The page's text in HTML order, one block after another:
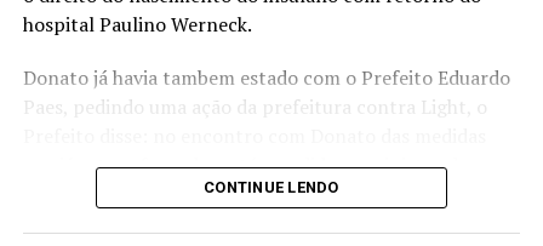
real, que vai além do salário ou do título no cartão de
Além de compartilhar sua própria transformação, da
atuação como conselheira empresarial, Mirella discute
temas sensíveis como a desconexão entre identidade e
crachá, a sobrecarga emocional no ambiente
hospital Paulino Werneck.
Donato já havia tambem estado com o Prefeito Eduardo
Paes, pedindo uma ação da prefeitura contra Light, o
que já estava fazendo e até o pedido ao ministro de
Minas e Energia de rever a concessão da Light, e a
CONTINUE LENDO